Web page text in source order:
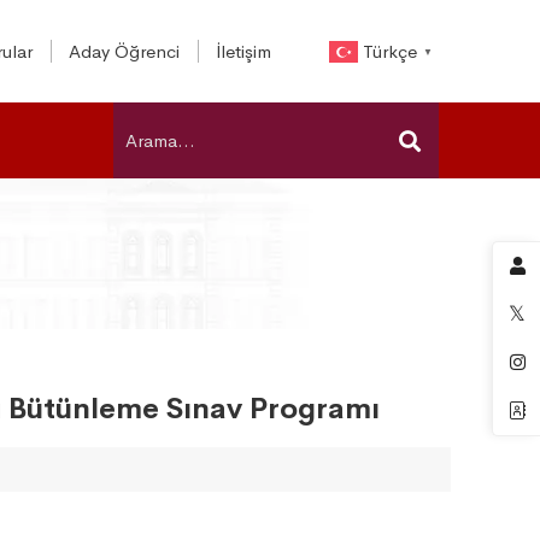
Aday Öğrenci İletişim Türkçe ▼
Sınav Programı